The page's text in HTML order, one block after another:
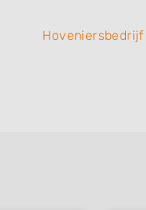
Hoveniersbedrijf